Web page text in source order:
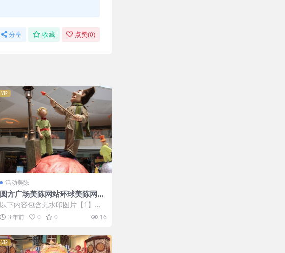
分享 收藏 点赞(0)
VIP
活动美陈
圆方广场美陈网站环球美陈网
(5)
以下内容包含无水印图片【1】张
，开通会员无障碍浏览 开通VIP会
员 3 年前 0 0 16
VIP